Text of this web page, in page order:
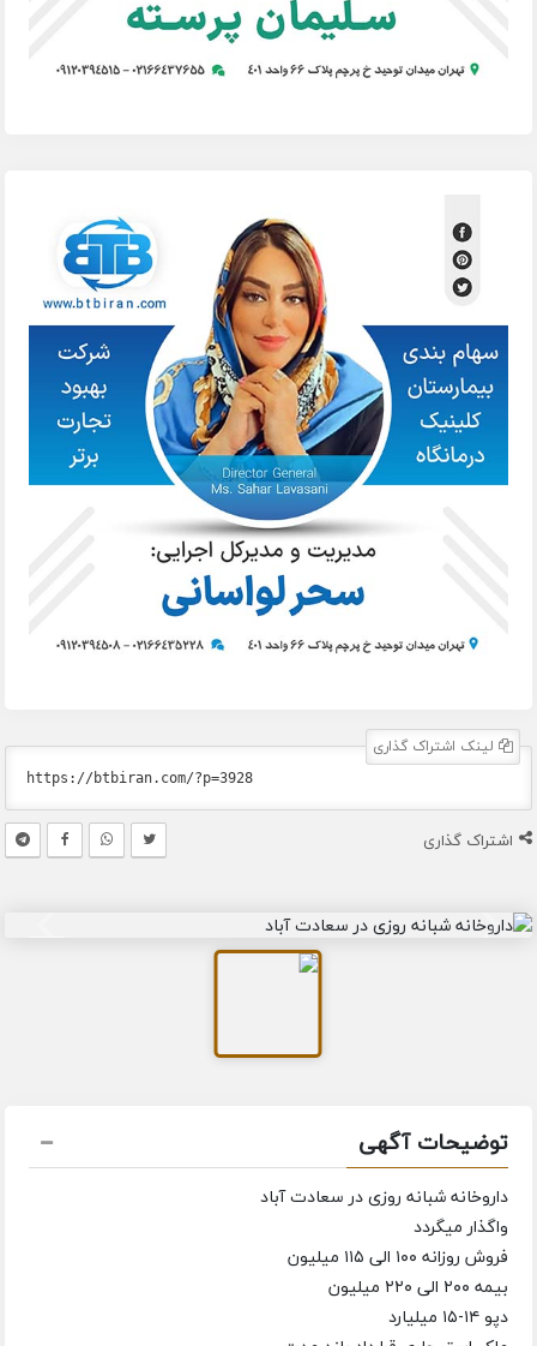
لینک اشتراک گذاری
اشتراک گذاری
توضیحات آگهی
داروخانه شبانه روزی در سعادت آباد
واگذار میگردد
فروش روزانه ۱۰۰ الی ۱۱۵ میلیون
بیمه ۲۰۰ الی ۲۲۰ میلیون
دپو ۱۴-۱۵ میلیارد